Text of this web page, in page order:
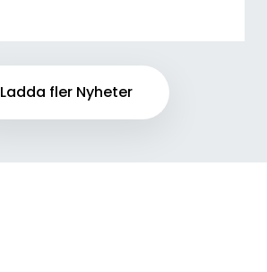
Ladda fler Nyheter